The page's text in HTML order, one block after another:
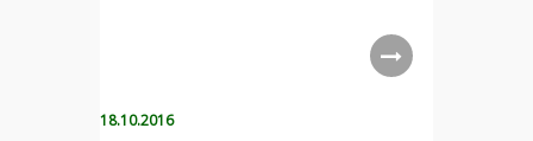
18.10.2016